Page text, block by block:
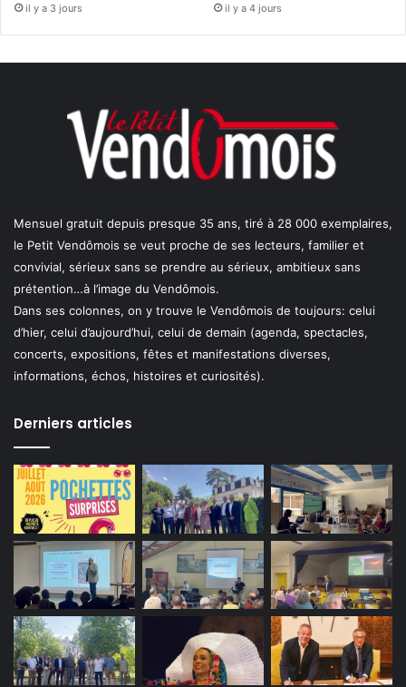
il y a 3 jours il y a 4 jours
Mensuel gratuit depuis presque 35 ans, tiré à 28 000 exemplaires,
le Petit Vendômois se veut proche de ses lecteurs, familier et
convivial, sérieux sans se prendre au sérieux, ambitieux sans
prétention…à l’image du Vendômois.
Dans ses colonnes, on y trouve le Vendômois de toujours: celui
d’hier, celui d’aujourd’hui, celui de demain (agenda, spectacles,
concerts, expositions, fêtes et manifestations diverses,
informations, échos, histoires et curiosités).
Derniers articles